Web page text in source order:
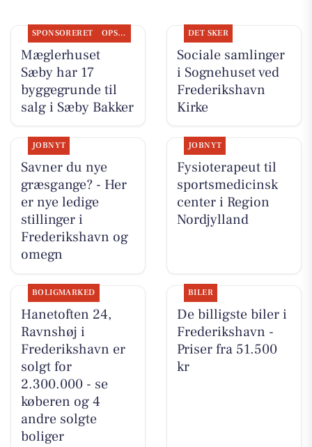
SPONSORERET OPSLAGSTAVLEN
Mæglerhuset
Sæby har 17
byggegrunde til
salg i Sæby Bakker
DET SKER
Sociale samlinger
i Sognehuset ved
Frederikshavn
Kirke
JOBNYT
Savner du nye
græsgange? - Her
er nye ledige
stillinger i
Frederikshavn og
omegn
JOBNYT
Fysioterapeut til
sportsmedicinsk
center i Region
Nordjylland
BOLIGMARKED
Hanetoften 24,
Ravnshøj i
Frederikshavn er
solgt for
2.300.000 - se
køberen og 4
andre solgte
boliger
BILER
De billigste biler i
Frederikshavn -
Priser fra 51.500
kr